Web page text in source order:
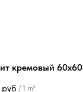
кремовый 60х60
руб / 1 m²